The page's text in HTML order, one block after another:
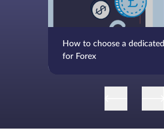
How to choose a
for Forex